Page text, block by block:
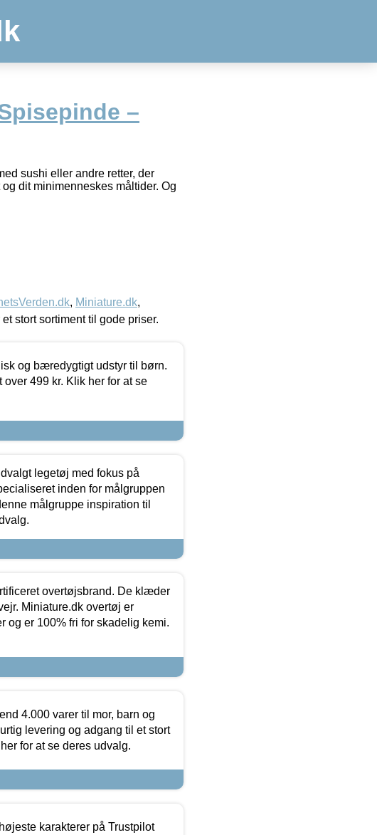
–
sushi eller andre retter, der
dit minimenneskes måltider. Og
, Miniature.dk,
stort sortiment til gode priser.
og bæredygtigt udstyr til børn.
499 kr. Klik her for at se
legetøj med fokus på
inden for målgruppen
målgruppe inspiration til
overtøjsbrand. De klæder
Miniature.dk overtøj er
og er 100% fri for skadelig kemi.
4.000 varer til mor, barn og
levering og adgang til et stort
for at se deres udvalg.
karakterer på Trustpilot